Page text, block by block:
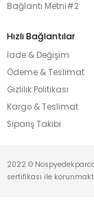
Bağlantı Metni#2
Hızlı Bağlantılar
İade & Değişim
Ödeme & Teslimat
Gizlilik Politikası
Kargo & Teslimat
Sipariş Takibi
2022 ©
sertifikası ile